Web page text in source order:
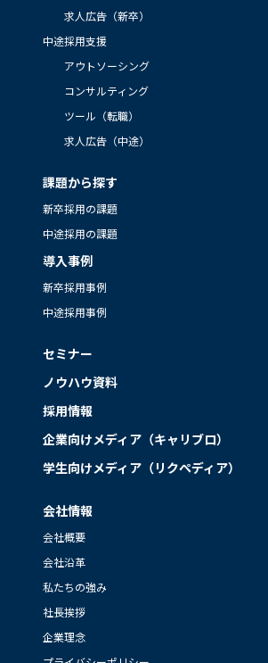
求人広告（新卒）
中途採用支援
アウトソーシング
コンサルティング
ツール（転職）
求人広告（中途）
課題から探す
新卒採用の課題
中途採用の課題
導入事例
新卒採用事例
中途採用事例
セミナー
ノウハウ資料
採用情報
企業向けメディア（キャリブロ）
学生向けメディア（リクペディア）
会社情報
会社概要
会社沿革
私たちの強み
社長挨拶
企業理念